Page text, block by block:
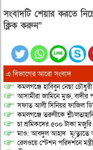
সংবাদটি শেয়ার করতে
ক্লিক করুন”
এ বিভাগের আরো সংবাদ
কমলগঞ্জে হাবিবুন নেছা
আসামীরা জামিনে মুক্ত,
সফাত আলী সিনিয়র ফাজিল
কমলগঞ্জে তরুণীকে শ্লী/
চা শ্রমিকদের ৫০০ টাকা
মাও: আবদুল আহাদ মৃ/ত্যুতে
রেলওয়ে স্টেশন পরিদর্শনে